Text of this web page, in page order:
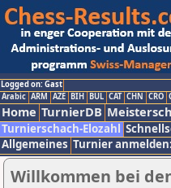
Logged on: Gast
Arabic ARM AZE BIH BUL CAT CHN CRO
Home TurnierDB
Turnierschach-Elozahl
Allgemeines Turnier
Willkommen bei